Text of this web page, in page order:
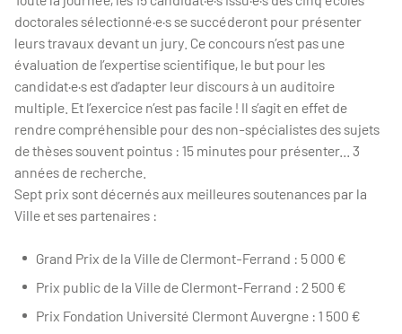
doctorales sélectionné·e·s se succéderont pour présenter
leurs travaux devant un jury. Ce concours n’est pas une
évaluation de l’expertise scientifique, le but pour les
candidat·e·s est d’adapter leur discours à un auditoire
multiple. Et l’exercice n’est pas facile ! Il s’agit en effet de
rendre compréhensible pour des non-spécialistes des sujets
de thèses souvent pointus : 15 minutes pour présenter... 3
années de recherche.
Sept prix sont décernés aux meilleures soutenances par la
Ville et ses partenaires :
Grand Prix de la Ville de Clermont-Ferrand : 5 000 €
Prix public de la Ville de Clermont-Ferrand : 2 500 €
Prix Fondation Université Clermont Auvergne : 1 500 €